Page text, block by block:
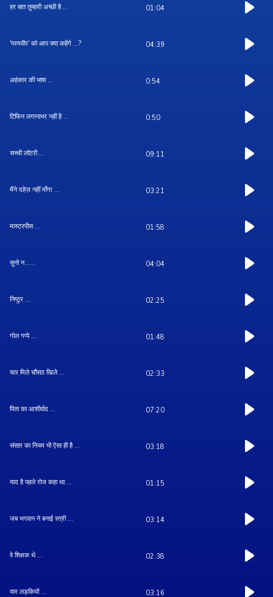
हर बात तुम्हारी अच्छी है ... 01:04
'परमवीर' को आप क्या कहेंगे ...? 04:39
अहंकार की भाषा ... 0:54
टिफिन लगानाभर नहीं है ... 0:50
सच्ची लॉटरी.... 09:11
मैंने दहेज़ नहीं माँगा ... 03:21
मास्टरपीस ... 01:58
सुनो न...... 04:04
निष्ठुर ... 02:25
गोल गप्पे ... 01:48
चार मिले चौंसठ खिले ... 02:33
पिता का आशीर्वाद ... 07:20
संसार का नियम भी ऐसा ही है ... 03:18
याद है पहले रोज कहा था.... 01:15
जब भगवान ने बनाई स्त्री ... 03:14
वे शिक्षक थे ... 02:38
यार लड़कियों ... 03:16